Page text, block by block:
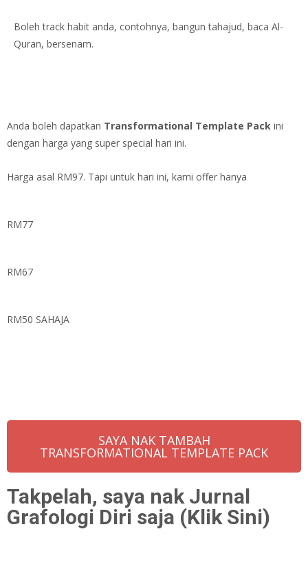
Boleh track habit anda, contohnya, bangun tahajud, baca Al-
Quran, bersenam.
Anda boleh dapatkan Transformational Template Pack ini
dengan harga yang super special hari ini.
Harga asal RM97. Tapi untuk hari ini, kami offer hanya
RM77
RM67
RM50 SAHAJA
SAYA NAK TAMBAH
TRANSFORMATIONAL TEMPLATE PACK
Takpelah, saya nak Jurnal
Grafologi Diri saja (Klik Sini)